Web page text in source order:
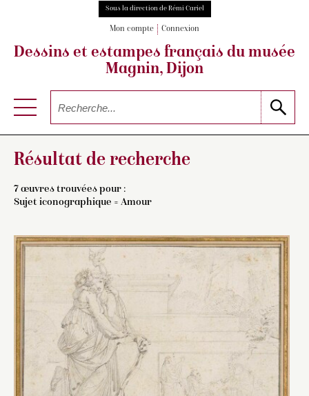
Sous la direction de Rémi Cariel
Mon compte Connexion
Dessins et estampes français du musée
Magnin, Dijon
Résultat de recherche
7 œuvres trouvées pour :
Sujet iconographique = Amour